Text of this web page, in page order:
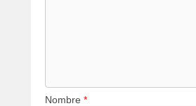
Nombre *